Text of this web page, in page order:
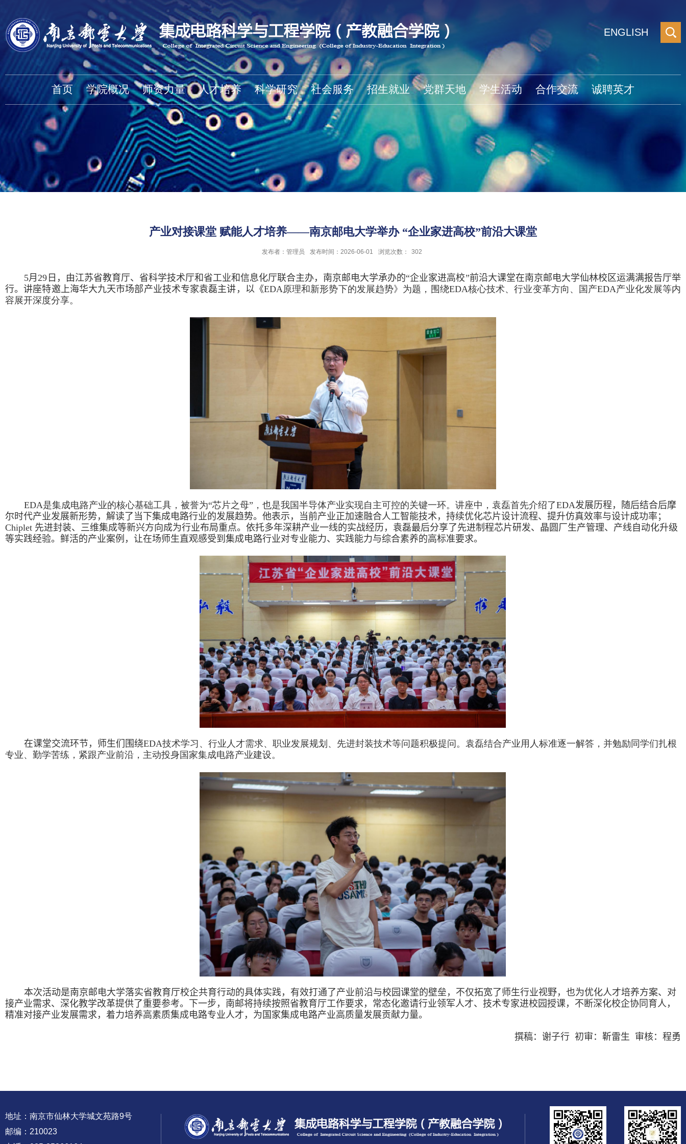
ENGLISH
首页 学院概况 师资力量 人才培养 科学研究 社会服务 招生就业 党群天地 学生活动 合作交流 诚聘英才
产业对接课堂 赋能人才培养——南京邮电大学举办 “企业家进高校”前沿大课堂
发布者：管理员 发布时间：2026-06-01 浏览次数： 302
5月29 日， 由江苏省教育厅、省科学技术厅和省工业和信息化厅联合主办，南京邮电大学承办的“企业家进高校”前沿大课堂在南京邮电大学仙林校区运满满报告厅举
行。讲座特邀上海华大九天市场部产业技术专家袁磊主讲，以《EDA原理和新形势下的发展趋势》为题，围绕EDA核心技术、行业变革方向、国产EDA产业化发展等内
容展开深度分享。
EDA是集成电路产业的核心基础工具，被誉为“芯片之母”，也是我国半导体产业实现自主可控的关键一环。讲座中，袁磊首先介绍了EDA发展历程，随后结合后摩
尔时代产业发展新形势，解读了当下集成电路行业的发展趋势。他表示，当前产业正加速融合人工智能技术，持续优化芯片设计流程、提升仿真效率与设计成功率；
Chiplet 先进封装、三维集成等新兴方向成为行业布局重点。依托多年深耕产业一线的实战经历，袁磊最后分享了先进制程芯片研发、晶圆厂生产管理、产线自动化升级
等实践经验。鲜活的产业案例 ， 让在场师生直观感受到集成电路行业对专业能力、实践能力与综合素养的高标准要求。
在课堂交流环节 ，师生们围绕EDA技术学习、行业人才需求、职业发展规划、先进封装技术等问题积极提问。袁磊结合产业用人标准逐一解答，并勉励同学们扎根
专业、勤学苦练，紧跟产业前沿，主动投身国家集成电路产业建设。
本次活动是南京邮电大学落实省教育厅校企共育行动的具体实践，有效打通了产业前沿与校园课堂的壁垒，不仅拓宽了师生行业视野，也为优化人才培养方案、对
接产业需求、深化教学改革提供了重要参考。下一步，南邮将持续按照省教育厅工作要求，常态化邀请行业领军人才、技术专家进校园授课，不断深化校企协同育人，
精准对接产业发展需求，着力培养高素质集成电路专业人才，为 国家集成电路产业高质量发展贡献力量。
撰稿：谢子行 初审：靳雷生 审核：程勇
地址：南京市仙林大学城文苑路9号
邮编：210023